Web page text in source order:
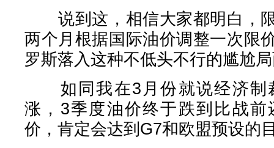
说到这，相信大家都明白，
两个月根据国际油价调整一次限
罗斯落入这种不低头不行的尴尬
如同我在3月份就说经济制
涨，3季度油价终于跌到比战
价，肯定会达到G7和欧盟预设的